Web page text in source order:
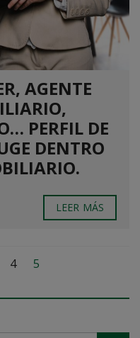
AGENTE
PERFIL DE
DENTRO
LEER MÁS
4 5